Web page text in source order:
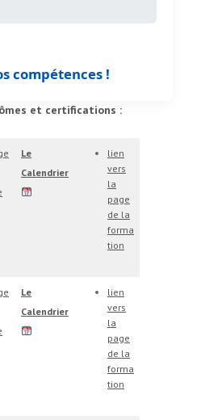
compétences !
et certifications :
Le
Calendrier
lien
vers
la
page
de la
forma
tion
Le
Calendrier
lien
vers
la
page
de la
forma
tion